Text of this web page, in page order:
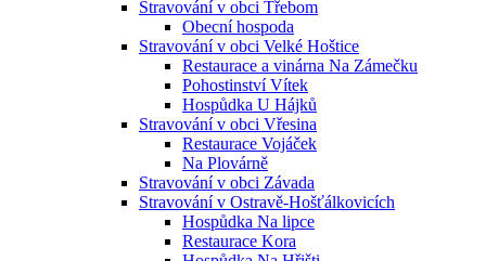
Stravování v obci Třebom
Obecní hospoda
Stravování v obci Velké Hoštice
Restaurace a vinárna Na Zámečku
Pohostinství Vítek
Hospůdka U Hájků
Stravování v obci Vřesina
Restaurace Vojáček
Na Plovárně
Stravování v obci Závada
Stravování v Ostravě-Hošťálkovicích
Hospůdka Na lipce
Restaurace Kora